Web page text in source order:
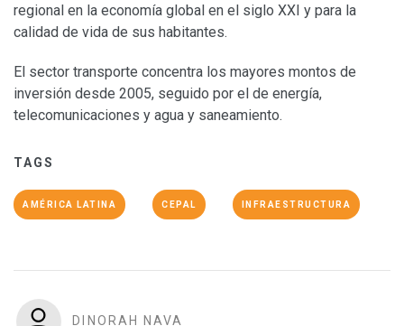
regional en la economía global en el siglo XXI y para la
calidad de vida de sus habitantes.
El sector transporte concentra los mayores montos de
inversión desde 2005, seguido por el de energía,
telecomunicaciones y agua y saneamiento.
TAGS
AMÉRICA LATINA CEPAL INFRAESTRUCTURA
DINORAH NAVA